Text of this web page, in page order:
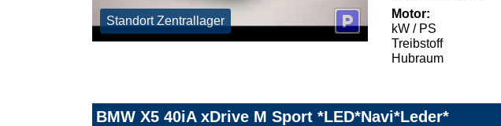
Standort Zentrallager
Motor:
kW / PS
Treibstoff
Hubraum
BMW X5 40iA xDrive M Sport *LED*Navi*Leder*